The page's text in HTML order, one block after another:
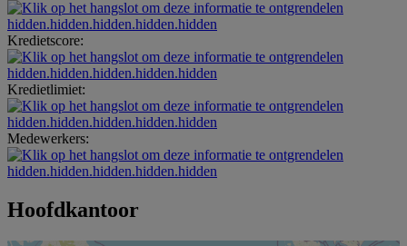
hidden.hidden.hidden.hidden.hidden
Kredietscore:
hidden.hidden.hidden.hidden.hidden
Kredietlimiet:
hidden.hidden.hidden.hidden.hidden
Medewerkers:
hidden.hidden.hidden.hidden.hidden
Hoofdkantoor